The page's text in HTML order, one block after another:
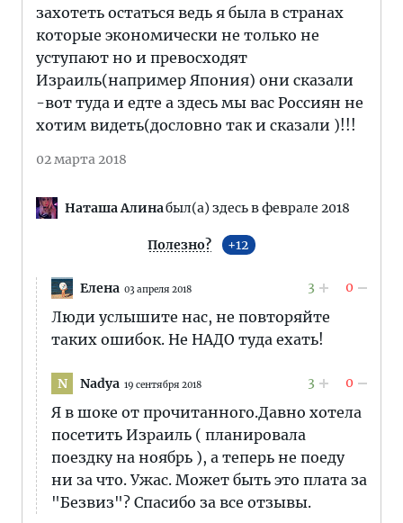
захотеть остаться ведь я была в странах
которые экономически не только не
уступают но и превосходят
Израиль(например Япония) они сказали
-вот туда и едте а здесь мы вас Россиян не
хотим видеть(дословно так и сказали )!!!
02 марта 2018
Наташа Алинабыл(а) здесь в феврале 2018
Полезно? 12
Елена 03 апреля 2018 3 0
Люди услышите нас, не повторяйте
таких ошибок. Не НАДО туда ехать!
N Nadya 19 сентября 2018 3 0
Я в шоке от прочитанного.Давно хотела
посетить Израиль ( планировала
поездку на ноябрь ), а теперь не поеду
ни за что. Ужас. Может быть это плата за
"Безвиз"? Спасибо за все отзывы.